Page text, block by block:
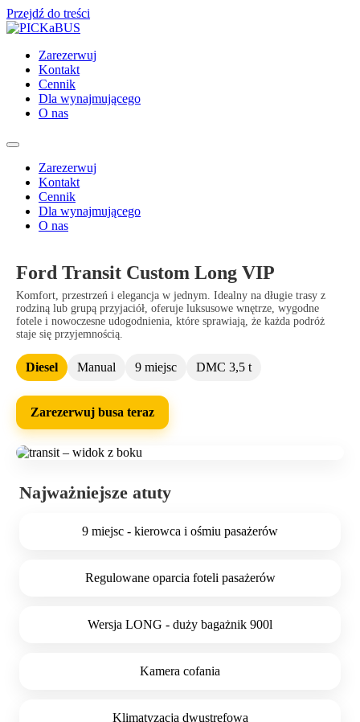
Przejdź do treści
Zarezerwuj
Kontakt
Cennik
Dla wynajmującego
O nas
Zarezerwuj
Kontakt
Cennik
Dla wynajmującego
O nas
Ford Transit Custom Long VIP
Komfort, przestrzeń i elegancja w jednym. Idealny na długie trasy z
rodziną lub grupą przyjaciół, oferuje luksusowe wnętrze, wygodne
fotele i nowoczesne udogodnienia, które sprawiają, że każda podróż
staje się przyjemnością.
Diesel Manual 9 miejsc DMC 3,5 t
Zarezerwuj busa teraz
Najważniejsze atuty
9 miejsc - kierowca i ośmiu pasażerów
Regulowane oparcia foteli pasażerów
Wersja LONG - duży bagażnik 900l
Kamera cofania
Klimatyzacja dwustrefowa